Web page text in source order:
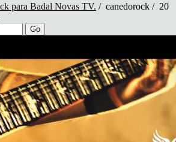
para Badal Novas TV. / canedorock / 20
Go